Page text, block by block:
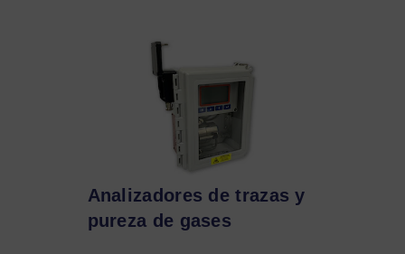
Analizadores de trazas y
pureza de gases